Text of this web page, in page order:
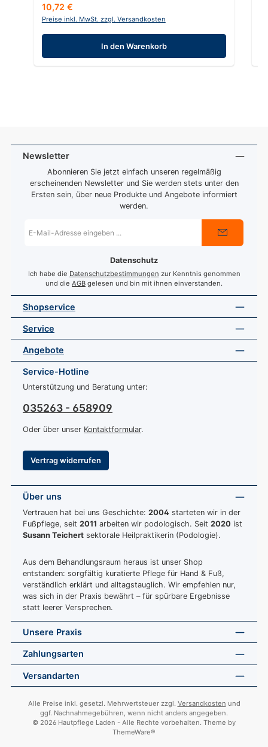
Regulärer Preis:
10,72 €
Preise inkl. MwSt. zzgl. Versandkosten
In den Warenkorb
Newsletter
Abonnieren Sie jetzt einfach unseren regelmäßig
erscheinenden Newsletter und Sie werden stets unter den
Ersten sein, über neue Produkte und Angebote informiert
werden.
Mail-
Datenschutz
Ich habe die Datenschutzbestimmungen zur Kenntnis genommen
und die AGB gelesen und bin mit ihnen einverstanden.
Shopservice
Service
Angebote
Service-Hotline
Unterstützung und Beratung unter:
035263 - 658909
Oder über unser Kontaktformular.
Vertrag widerrufen
Über uns
Vertrauen hat bei uns Geschichte: 2004 starteten wir in der
Fußpflege, seit 2011 arbeiten wir podologisch. Seit 2020 ist
Susann Teichert sektorale Heilpraktikerin (Podologie).
Aus dem Behandlungsraum heraus ist unser Shop
entstanden: sorgfältig kuratierte Pflege für Hand & Fuß,
verständlich erklärt und alltagstauglich. Wir empfehlen nur,
was sich in der Praxis bewährt – für spürbare Ergebnisse
statt leerer Versprechen.
Unsere Praxis
Zahlungsarten
Versandarten
Alle Preise inkl. gesetzl. Mehrwertsteuer zzgl. Versandkosten und
ggf. Nachnahmegebühren, wenn nicht anders angegeben.
© 2026 Hautpflege Laden - Alle Rechte vorbehalten. Theme by
ThemeWare®